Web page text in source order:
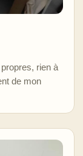
rien à
de mon